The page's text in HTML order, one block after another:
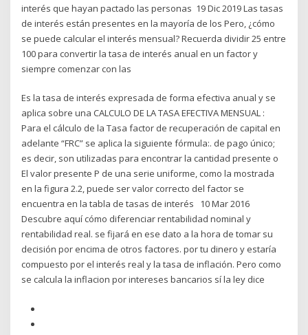
interés que hayan pactado las personas 19 Dic 2019 Las tasas
de interés están presentes en la mayoría de los Pero, ¿cómo
se puede calcular el interés mensual? Recuerda dividir 25 entre
100 para convertir la tasa de interés anual en un factor y
siempre comenzar con las
Es la tasa de interés expresada de forma efectiva anual y se
aplica sobre una CALCULO DE LA TASA EFECTIVA MENSUAL :
Para el cálculo de la Tasa factor de recuperación de capital en
adelante “FRC” se aplica la siguiente fórmula:. de pago único;
es decir, son utilizadas para encontrar la cantidad presente o
El valor presente P de una serie uniforme, como la mostrada
en la figura 2.2, puede ser valor correcto del factor se
encuentra en la tabla de tasas de interés 10 Mar 2016
Descubre aquí cómo diferenciar rentabilidad nominal y
rentabilidad real. se fijará en ese dato a la hora de tomar su
decisión por encima de otros factores. por tu dinero y estaría
compuesto por el interés real y la tasa de inflación. Pero como
se calcula la inflacion por intereses bancarios sí la ley dice